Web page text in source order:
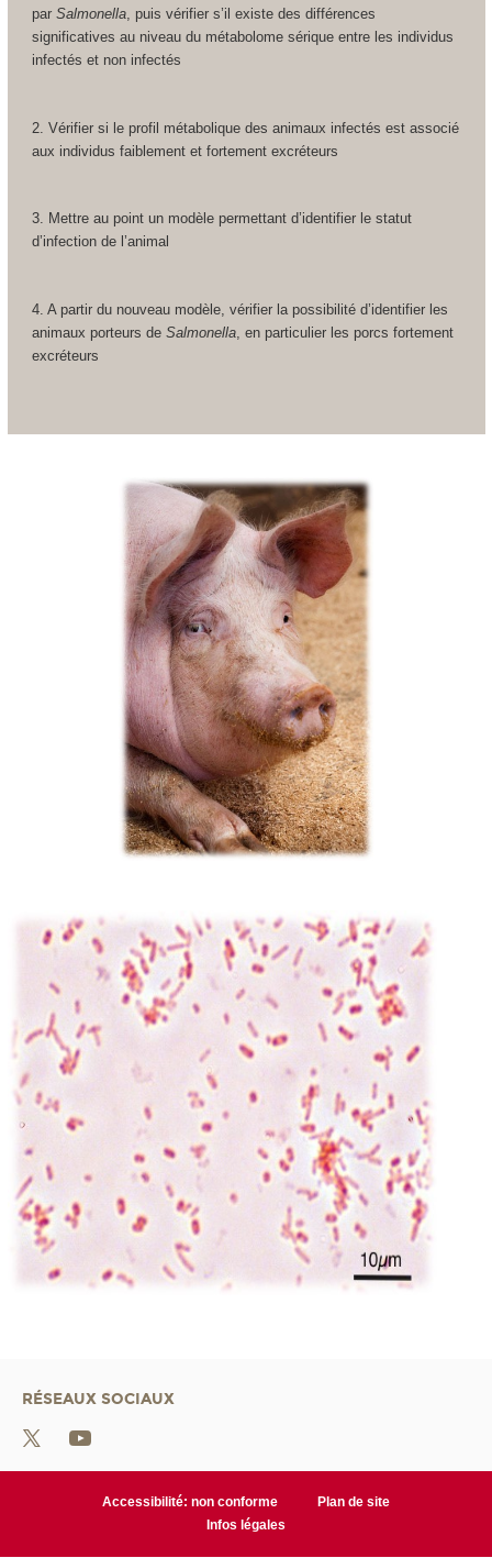
par Salmonella, puis vérifier s’il existe des différences
significatives au niveau du métabolome sérique entre les individus
infectés et non infectés
2. Vérifier si le profil métabolique des animaux infectés est associé
aux individus faiblement et fortement excréteurs
3. Mettre au point un modèle permettant d’identifier le statut
d’infection de l’animal
4. A partir du nouveau modèle, vérifier la possibilité d’identifier les
animaux porteurs de Salmonella, en particulier les porcs fortement
excréteurs
RÉSEAUX SOCIAUX
Accessibilité: non conforme
Plan de site
Infos légales